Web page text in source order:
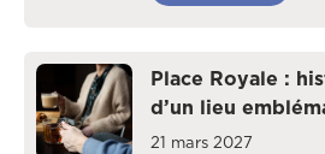
Place Royale :
d’un lieu
21 mars 2027